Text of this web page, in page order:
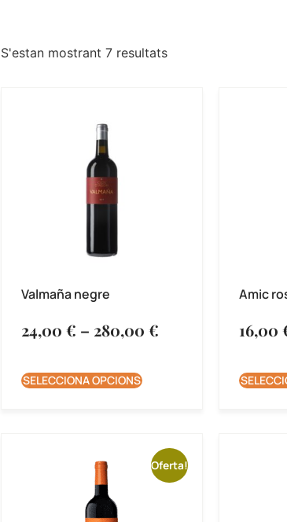
S'estan mostrant 7 resultats
Valmaña negre
24,00€ – 280,00€
SELECCIONA OPCIONS
Amic
16,00
Oferta!